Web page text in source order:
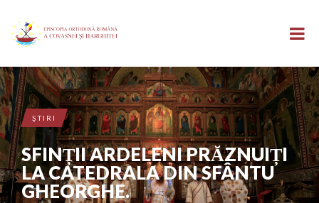
ŞTIRI
SFINȚII ARDELENI PRĂZNUIȚI
LA CATEDRALA DIN SFÂNTU
GHEORGHE.